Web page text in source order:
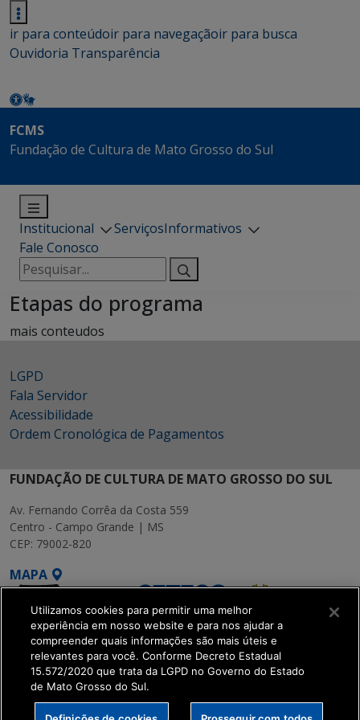
ir para conteúdoir para navegaçãoir para busca
Ouvidoria Transparência
FCMS
Fundação de Cultura de Mato Grosso do Sul
Institucional ServiçosInformativos
Fale Conosco
Pesquisar
por:
Etapas do programa
mais conteudos
LGPD
Fala Servidor
Acessibilidade
Ordem Cronológica de Pagamentos
FUNDAÇÃO DE CULTURA DE MATO GROSSO DO SUL
Av. Fernando Corrêa da Costa 559
Centro - Campo Grande | MS
CEP: 79002-820
MAPA
SETDIG | Secretaria-
Executiva de
Transformação Digital
Utilizamos cookies para permitir uma melhor
experiência em nosso website e para nos ajudar a
compreender quais informações são mais úteis e
relevantes para você. Conforme Decreto Estadual
15.572/2020 que trata da LGPD no Governo do Estado
de Mato Grosso do Sul.